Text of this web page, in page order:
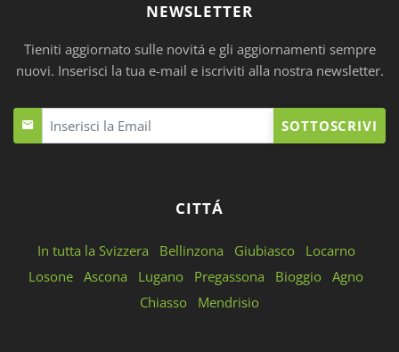
NEWSLETTER
Tieniti aggiornato sulle novitá e gli aggiornamenti sempre
nuovi. Inserisci la tua e-mail e iscriviti alla nostra newsletter.
SOTTOSCRIVI
CITTÁ
In tutta la Svizzera Bellinzona Giubiasco
Locarno
Losone Ascona Lugano Pregassona Bioggio Agno
Chiasso
Mendrisio